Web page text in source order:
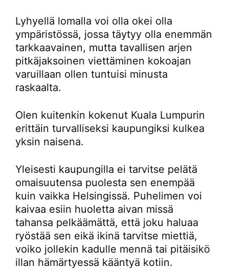
Lyhyellä lomalla voi olla okei olla
ympäristössä, jossa täytyy olla enemmän
tarkkaavainen, mutta tavallisen arjen
pitkäjaksoinen viettäminen kokoajan
varuillaan ollen tuntuisi minusta
raskaalta.
Olen kuitenkin kokenut Kuala Lumpurin
erittäin turvalliseksi kaupungiksi kulkea
yksin naisena.
Yleisesti kaupungilla ei tarvitse pelätä
omaisuutensa puolesta sen enempää
kuin vaikka Helsingissä. Puhelimen voi
kaivaa esiin huoletta aivan missä
tahansa pelkäämättä, että joku haluaa
ryöstää sen eikä ikinä tarvitse miettiä,
voiko jollekin kadulle mennä tai pitäisikö
illan hämärtyessä kääntyä kotiin.